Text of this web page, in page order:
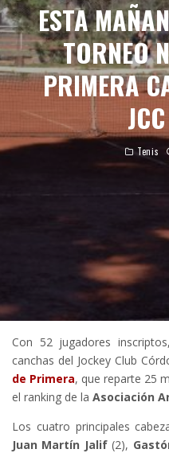
ESTA
TORNEO
PRIMERA
Tenis
Con 52 jugadores
canchas del Jockey Club
de Primera, que reparte 25
el ranking de la Asociación
Los cuatro principales
Juan Martín Jalif(2),